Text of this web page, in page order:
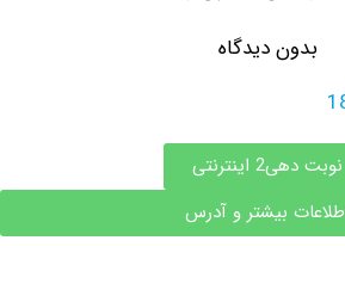
دیدگاه
بیشتر و آدرس